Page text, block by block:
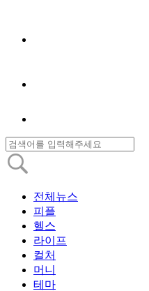
전체뉴스
피플
헬스
라이프
컬처
머니
테마